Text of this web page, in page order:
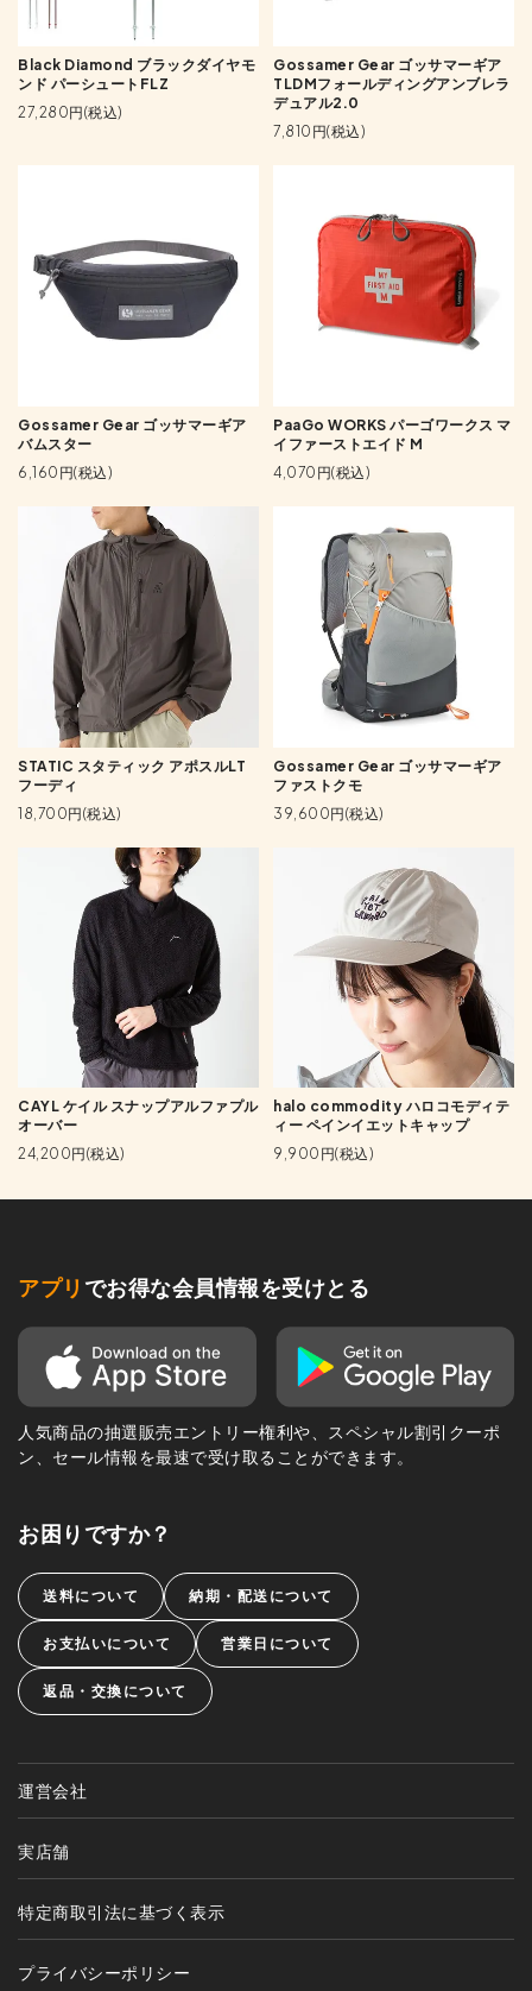
Black Diamond ブラックダイヤモ
ンド パーシュートFLZ
27,280円(税込)
Gossamer Gear ゴッサマーギア
TLDMフォールディングアンブレラ
デュアル2.0
7,810円(税込)
Gossamer Gear ゴッサマーギア
バムスター
6,160円(税込)
PaaGo WORKS パーゴワークス マ
イファーストエイド M
4,070円(税込)
STATIC スタティック アポスルLT
フーディ
18,700円(税込)
Gossamer Gear ゴッサマーギア
ファストクモ
39,600円(税込)
CAYL ケイル スナップアルファプル
オーバー
24,200円(税込)
halo commodity ハロコモディテ
ィー ペインイエットキャップ
9,900円(税込)
アプリ でお得な会員情報を受けとる
人気商品の抽選販売エントリー権利や、スペシャル割引クーポ
ン、セール情報を最速で受け取ることができます。
お困りですか？
送料について 納期・配送について
お支払いについて 営業日について
返品・交換について
運営会社
実店舗
特定商取引法に基づく表示
プライバシーポリシー